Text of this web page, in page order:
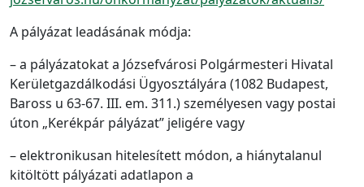
A pályázat leadásának módja:
– a pályázatokat a Józsefvárosi Polgármesteri Hivatal
Kerületgazdálkodási Ügyosztályára (1082 Budapest,
Baross u 63-67. III. em. 311.) személyesen vagy postai
úton „Kerékpár pályázat” jeligére vagy
– elektronikusan hitelesített módon, a hiánytalanul
kitöltött pályázati adatlapon a